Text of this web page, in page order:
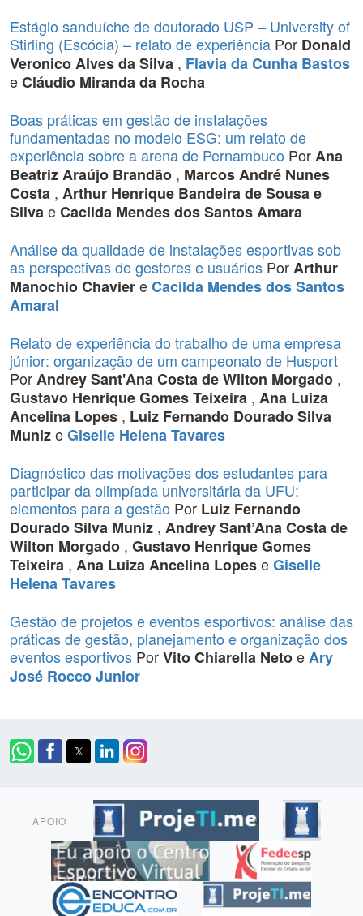
Estágio sanduíche de doutorado USP – University of
Stirling (Escócia) – relato de experiência Por Donald
Veronico Alves da Silva , Flavia da Cunha Bastos
eCláudio Miranda da Rocha
Boas práticas em gestão de instalações
fundamentadas no modelo ESG: um relato de
experiência sobre a arena de Pernambuco PorAna
Beatriz Araújo Brandão , Marcos André Nunes
Costa , Arthur Henrique Bandeira de Sousa e
SilvaeCacilda Mendes dos Santos Amara
Análise da qualidade de instalações esportivas sob
as perspectivas de gestores e usuários PorArthur
Manochio ChaviereCacilda Mendes dos Santos
Amaral
Relato de experiência do trabalho de uma empresa
júnior: organização de um campeonato de Husport
PorAndrey Sant'Ana Costa de Wilton Morgado ,
Gustavo Henrique Gomes Teixeira , Ana Luiza
Ancelina Lopes , Luiz Fernando Dourado Silva
MunizeGiselle Helena Tavares
Diagnóstico das motivações dos estudantes para
participar da olimpíada universitária da UFU:
elementos para a gestão Por Luiz Fernando
Dourado Silva Muniz , Andrey Sant’Ana Costa de
Wilton Morgado , Gustavo Henrique Gomes
Teixeira , Ana Luiza Ancelina LopeseGiselle
Helena Tavares
Gestão de projetos e eventos esportivos: análise das
práticas de gestão, planejamento e organização dos
eventos esportivos PorVito Chiarella NetoeAry
José Rocco Junior
APOIO